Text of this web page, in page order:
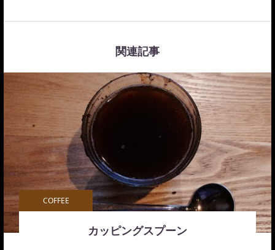
関連記事
COFFEE
カッピングスプーン